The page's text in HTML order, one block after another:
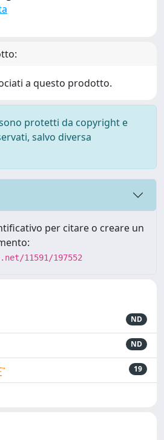
a questo prodotto.
protetti da copyright e
salvo diversa
per citare o creare un
11591/197552
ND
ND
19